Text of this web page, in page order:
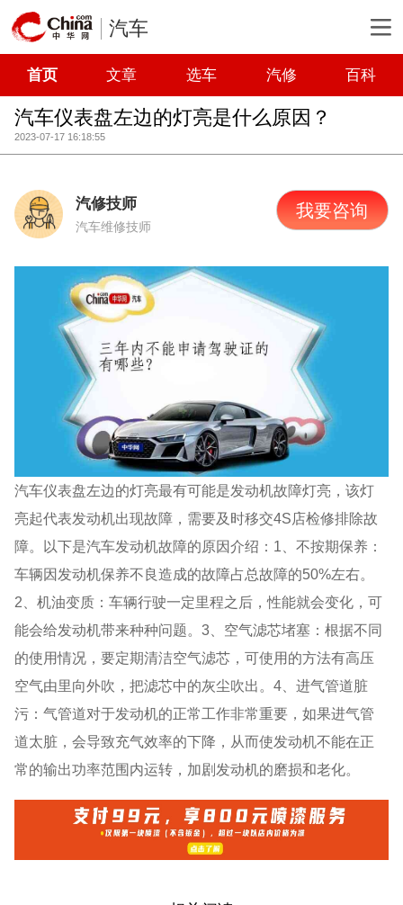
汽车
首页 文章 选车 汽修 百科
汽车仪表盘左边的灯亮是什么原因？
2023-07-17 16:18:55
汽修技师
汽车维修技师
我要咨询
汽车仪表盘左边的灯亮最有可能是发动机故障灯亮，该灯
亮起代表发动机出现故障，需要及时移交4S店检修排除故
障。以下是汽车发动机故障的原因介绍：1、不按期保养：
车辆因发动机保养不良造成的故障占总故障的50%左右。
2、机油变质：车辆行驶一定里程之后，性能就会变化，可
能会给发动机带来种种问题。3、空气滤芯堵塞：根据不同
的使用情况，要定期清洁空气滤芯，可使用的方法有高压
空气由里向外吹，把滤芯中的灰尘吹出。4、进气管道脏
污：气管道对于发动机的正常工作非常重要，如果进气管
道太脏，会导致充气效率的下降，从而使发动机不能在正
常的输出功率范围内运转，加剧发动机的磨损和老化。